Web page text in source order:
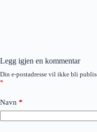
Legg igjen en kommentar
Din e-postadresse vil ikke bli
*
Navn *